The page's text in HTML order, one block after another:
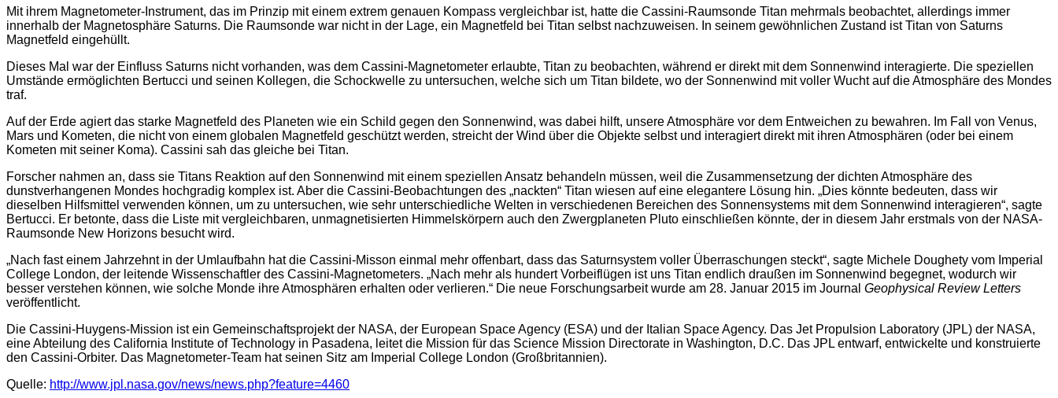
Mit ihrem Magnetometer-Instrument, das im Prinzip mit einem extrem genauen Kompass vergleichbar ist, hatte die Cassini-Raumsonde Titan mehrmals beobachtet, allerdings immer
innerhalb der Magnetosphäre Saturns. Die Raumsonde war nicht in der Lage, ein Magnetfeld bei Titan selbst nachzuweisen. In seinem gewöhnlichen Zustand ist Titan von Saturns
Magnetfeld eingehüllt.
Dieses Mal war der Einfluss Saturns nicht vorhanden, was dem Cassini-Magnetometer erlaubte, Titan zu beobachten, während er direkt mit dem Sonnenwind interagierte. Die speziellen
Umstände ermöglichten Bertucci und seinen Kollegen, die Schockwelle zu untersuchen, welche sich um Titan bildete, wo der Sonnenwind mit voller Wucht auf die Atmosphäre des Mondes
traf.
Auf der Erde agiert das starke Magnetfeld des Planeten wie ein Schild gegen den Sonnenwind, was dabei hilft, unsere Atmosphäre vor dem Entweichen zu bewahren. Im Fall von Venus,
Mars und Kometen, die nicht von einem globalen Magnetfeld geschützt werden, streicht der Wind über die Objekte selbst und interagiert direkt mit ihren Atmosphären (oder bei einem
Kometen mit seiner Koma). Cassini sah das gleiche bei Titan.
Forscher nahmen an, dass sie Titans Reaktion auf den Sonnenwind mit einem speziellen Ansatz behandeln müssen, weil die Zusammensetzung der dichten Atmosphäre des
dunstverhangenen Mondes hochgradig komplex ist. Aber die Cassini-Beobachtungen des „nackten“ Titan wiesen auf eine elegantere Lösung hin. „Dies könnte bedeuten, dass wir
dieselben Hilfsmittel verwenden können, um zu untersuchen, wie sehr unterschiedliche Welten in verschiedenen Bereichen des Sonnensystems mit dem Sonnenwind interagieren“, sagte
Bertucci. Er betonte, dass die Liste mit vergleichbaren, unmagnetisierten Himmelskörpern auch den Zwergplaneten Pluto einschließen könnte, der in diesem Jahr erstmals von der NASA-
Raumsonde New Horizons besucht wird.
„Nach fast einem Jahrzehnt in der Umlaufbahn hat die Cassini-Misson einmal mehr offenbart, dass das Saturnsystem voller Überraschungen steckt“, sagte Michele Doughety vom Imperial
College London, der leitende Wissenschaftler des Cassini-Magnetometers. „Nach mehr als hundert Vorbeiflügen ist uns Titan endlich draußen im Sonnenwind begegnet, wodurch wir
besser verstehen können, wie solche Monde ihre Atmosphären erhalten oder verlieren.“ Die neue Forschungsarbeit wurde am 28. Januar 2015 im Journal Geophysical Review Letters
veröffentlicht.
Die Cassini-Huygens-Mission ist ein Gemeinschaftsprojekt der NASA, der European Space Agency (ESA) und der Italian Space Agency. Das Jet Propulsion Laboratory (JPL) der NASA,
eine Abteilung des California Institute of Technology in Pasadena, leitet die Mission für das Science Mission Directorate in Washington, D.C. Das JPL entwarf, entwickelte und konstruierte
den Cassini-Orbiter. Das Magnetometer-Team hat seinen Sitz am Imperial College London (Großbritannien).
Quelle: http://www.jpl.nasa.gov/news/news.php?feature=4460